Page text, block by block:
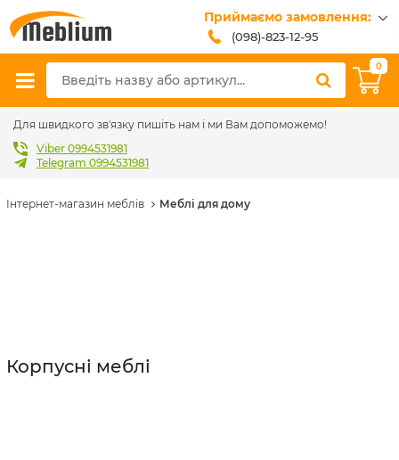
Приймаємо замовлення:
(098)-823-12-95
(099)-608-42-32
(093)-618-62-02
sales@meblium.com.ua
0
Для швидкого зв'язку пишіть нам і ми Вам допоможемо!
Viber 0994531981
Telegram 0994531981
Інтернет-магазин меблів Меблі для дому
Корпусні меблі